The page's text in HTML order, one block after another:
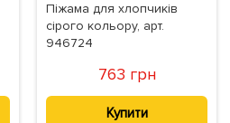
Піжама для хлопчиків
сірого кольору, арт.
946724
763 грн
Купити